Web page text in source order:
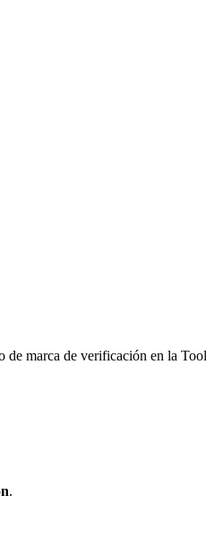
marca de verificación en la
.